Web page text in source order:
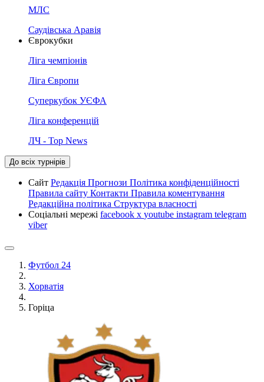
МЛС
Саудівська Аравія
Єврокубки
Ліга чемпіонів
Ліга Європи
Суперкубок УЄФА
Ліга конференцій
ЛЧ - Top News
До всіх турнірів
Сайт Редакція Прогнози Політика конфіденційності
Правила сайту Контакти Правила коментування
Редакційна політика Структура власності
Соціальні мережі facebook x youtube instagram telegram
viber
Футбол 24
Хорватія
Горіца